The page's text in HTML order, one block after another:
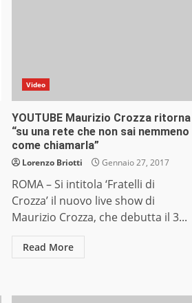
Video
YOUTUBE Maurizio Crozza ritorna
“su una rete che non sai nemmeno
come chiamarla”
Lorenzo Briotti Gennaio 27, 2017
ROMA – Si intitola ‘Fratelli di
Crozza’ il nuovo live show di
Maurizio Crozza, che debutta il 3...
Read More